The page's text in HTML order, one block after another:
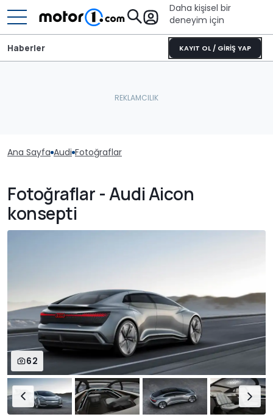
Daha kişisel bir
deneyim için
KAYIT OL / GİRİŞ YAP
Haberler
Ana Sayfa Audi Fotoğraflar
Fotoğraflar - Audi Aicon
konsepti
62